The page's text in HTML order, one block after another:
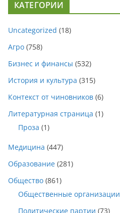
КАТЕГОРИИ
Uncategorized (18)
Агро (758)
Бизнес и финансы (532)
История и культура (315)
Контекст от чиновников (6)
Литературная страница (1)
Проза (1)
Медицина (447)
Образование (281)
Общество (861)
Общественные организации
Политические партии (73)